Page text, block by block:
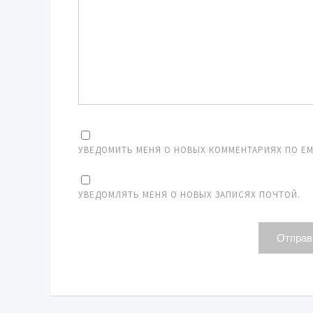
УВЕДОМИТЬ МЕНЯ О НОВЫХ КОММЕНТАРИЯХ ПО
УВЕДОМЛЯТЬ МЕНЯ О НОВЫХ ЗАПИСЯХ ПОЧТОЙ.